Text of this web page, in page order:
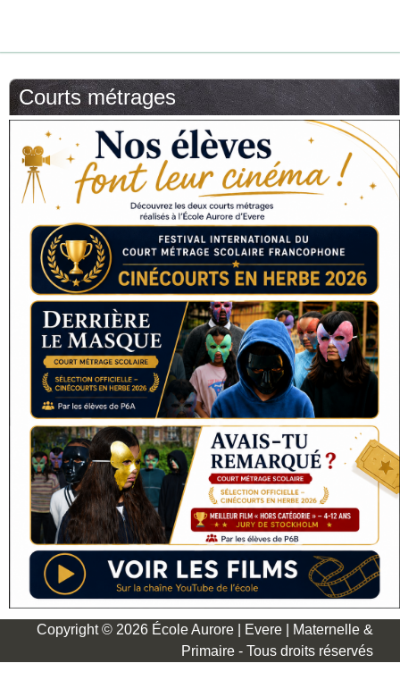
Courts métrages
Copyright © 2026 École Aurore | Evere | Maternelle &
Primaire - Tous droits réservés